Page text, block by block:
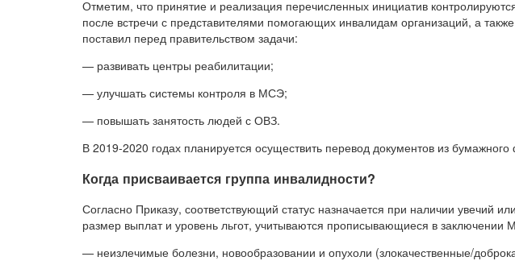
Отметим, что принятие и реализация перечисленных инициатив
после встречи с представителями помогающих инвалидам организаций, а
поставил перед правительством задачи:
— развивать центры реабилитации;
— улучшать системы контроля в МСЭ;
— повышать занятость людей с ОВЗ.
В 2019-2020 годах планируется осуществить перевод документов из
Когда присваивается группа инвалидности?
Согласно Приказу, соответствующий статус назначается при наличии увечий
размер выплат и уровень льгот, учитываются прописывающиеся в заключении
— неизлечимые болезни, новообразовании и опухоли (злокачественные/